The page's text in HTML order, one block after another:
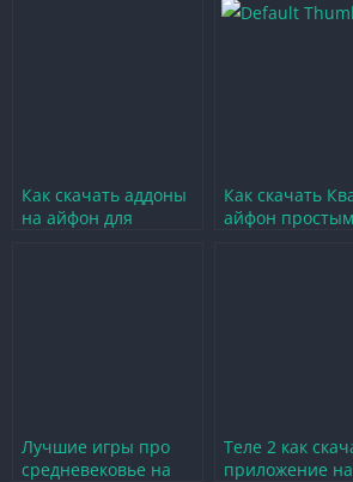
Как скачать аддоны
на айфон для
Как скачать
айфон
Лучшие игры про
средневековье на
Теле 2 как
приложение на